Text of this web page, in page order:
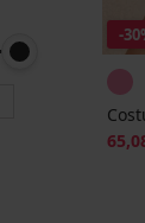
-